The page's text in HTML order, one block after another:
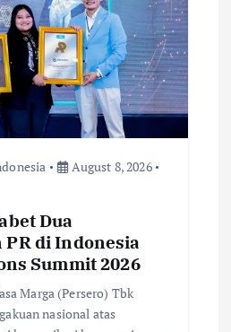
August 8, 2026
Dua
PR di Indonesia
Summit 2026
Marga (Persero) Tbk
nasional atas